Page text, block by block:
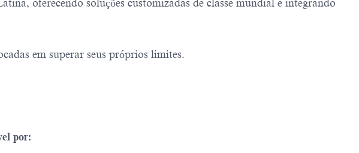
oferecendo soluções customizadas de classe mundial e integrando
em superar seus próprios limites.
por: